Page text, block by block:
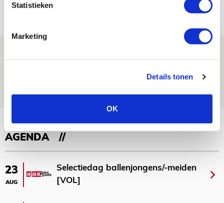
Statistieken
Marketing
Details tonen
OK
07 AUGUSTUS 2026 - 08:30
NIEUWS
AGENDA
23
AUG
Selectiedag ballenjongens/-meiden
[VOL]